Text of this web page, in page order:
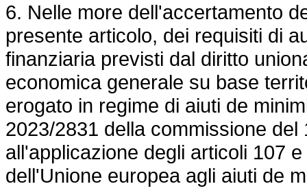
6. Nelle more dell'accertamento
presente articolo, dei requisiti di
finanziaria previsti dal diritto
economica generale su base
erogato in regime di aiuti de
2023/2831 della commissione
all'applicazione degli articoli 107
dell'Unione europea agli aiuti de